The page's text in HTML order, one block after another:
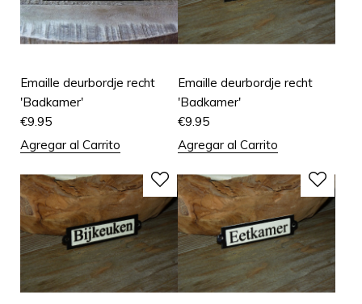
Emaille deurbordje recht
'Badkamer'
€9.95
Agregar al Carrito
Emaille deurbordje recht
'Badkamer'
€9.95
Agregar al Carrito